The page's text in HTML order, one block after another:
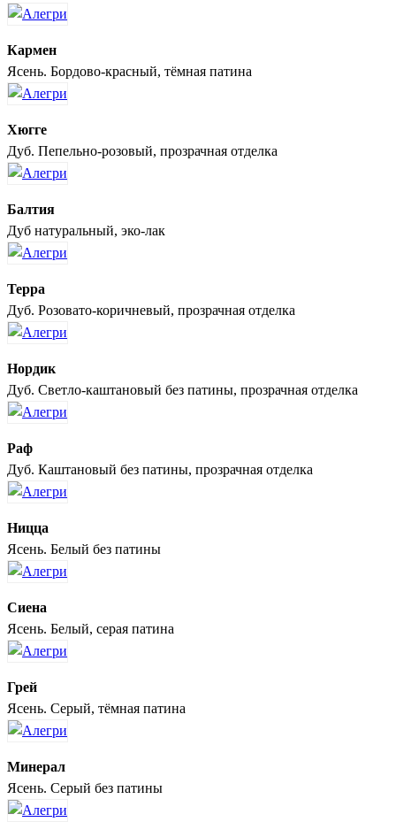
Кармен
Ясень. Бордово-красный, тёмная патина
Хюгге
Дуб. Пепельно-розовый, прозрачная отделка
Балтия
Дуб натуральный, эко-лак
Терра
Дуб. Розовато-коричневый, прозрачная отделка
Нордик
Дуб. Светло-каштановый без патины, прозрачная отделка
Раф
Дуб. Каштановый без патины, прозрачная отделка
Ницца
Ясень. Белый без патины
Сиена
Ясень. Белый, серая патина
Грей
Ясень. Серый, тёмная патина
Минерал
Ясень. Серый без патины